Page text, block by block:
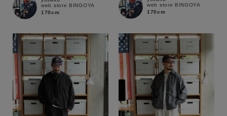
在庫あり 在庫なし含む
web store BINGOYA
170cm
web store BINGOYA
170cm